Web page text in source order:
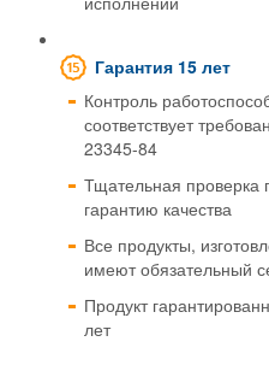
Гарантия 15 лет
Контроль
соответствует
23345-84
Тщательная проверка
гарантию качества
Все продукты,
имеют обязательный
Продукт
лет